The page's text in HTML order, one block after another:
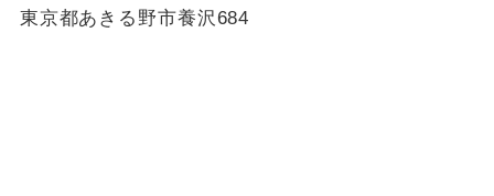
東京都あきる野市養沢684